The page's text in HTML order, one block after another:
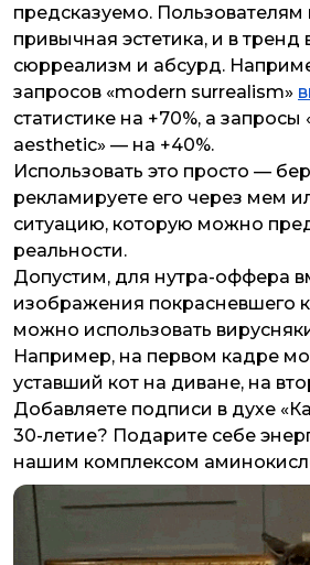
предсказуемо. Пользователям
привычная эстетика, и в тренд
сюрреализм и абсурд.
запросов «modern surrealism»
статистике на +70%, а запросы
aesthetiс» — на +40%.
Использовать это просто —
рекламируете его через мем
ситуацию, которую можно
реальности.
Допустим, для нутра-оффера
изображения покрасневшего
можно использовать
Например, на первом кадре
уставший кот на диване, на
Добавляете подписи в духе
30-летие? Подарите себе
нашим комплексом